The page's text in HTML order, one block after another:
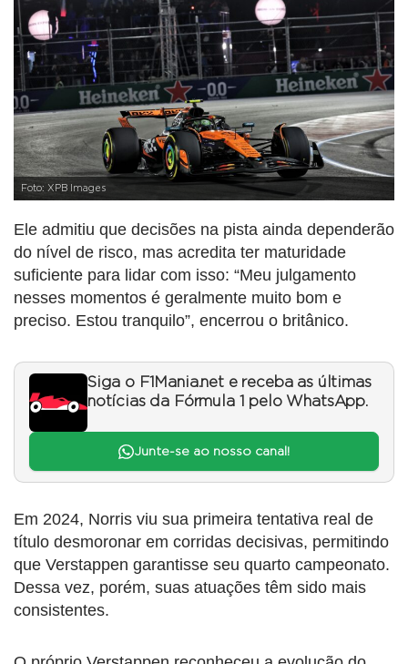
Foto: XPB Images
Ele admitiu que decisões na pista ainda dependerão
do nível de risco, mas acredita ter maturidade
suficiente para lidar com isso: “Meu julgamento
nesses momentos é geralmente muito bom e
preciso. Estou tranquilo”, encerrou o britânico.
Siga o F1Mania.net e receba as últimas
notícias da Fórmula 1 pelo WhatsApp.
Junte-se ao nosso canal!
Em 2024, Norris viu sua primeira tentativa real de
título desmoronar em corridas decisivas, permitindo
que Verstappen garantisse seu quarto campeonato.
Dessa vez, porém, suas atuações têm sido mais
consistentes.